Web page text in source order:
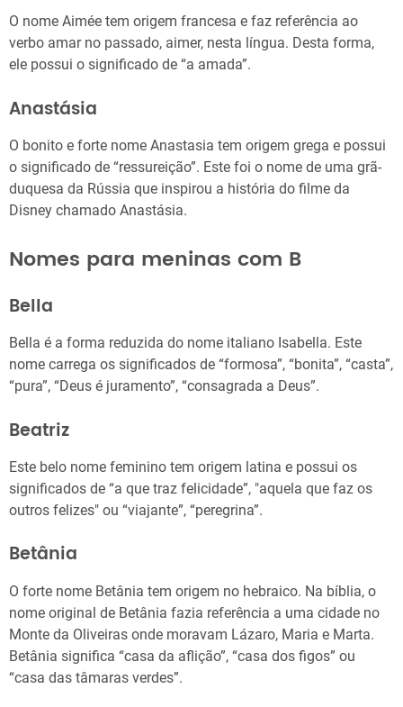
O nome Aimée tem origem francesa e faz referência ao
verbo amar no passado, aimer, nesta língua. Desta forma,
ele possui o significado de “a amada”.
Anastásia
O bonito e forte nome Anastasia tem origem grega e possui
o significado de “ressureição”. Este foi o nome de uma grã-
duquesa da Rússia que inspirou a história do filme da
Disney chamado Anastásia.
Nomes para meninas com B
Bella
Bella é a forma reduzida do nome italiano Isabella. Este
nome carrega os significados de “formosa”, “bonita”, “casta”,
“pura”, “Deus é juramento”, “consagrada a Deus”.
Beatriz
Este belo nome feminino tem origem latina e possui os
significados de “a que traz felicidade”, "aquela que faz os
outros felizes" ou “viajante”, “peregrina”.
Betânia
O forte nome Betânia tem origem no hebraico. Na bíblia, o
nome original de Betânia fazia referência a uma cidade no
Monte da Oliveiras onde moravam Lázaro, Maria e Marta.
Betânia significa “casa da aflição”, “casa dos figos” ou
“casa das tâmaras verdes”.